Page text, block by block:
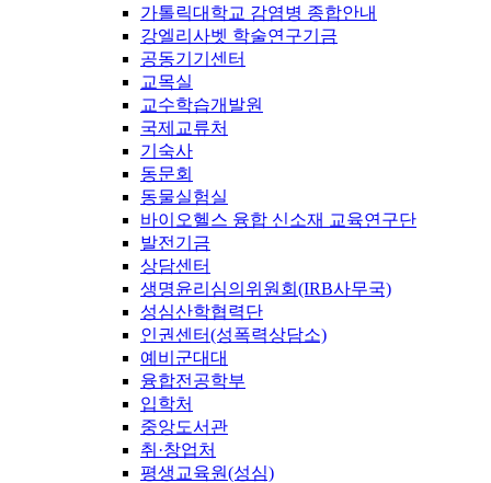
가톨릭대학교 감염병 종합안내
강엘리사벳 학술연구기금
공동기기센터
교목실
교수학습개발원
국제교류처
기숙사
동문회
동물실험실
바이오헬스 융합 신소재 교육연구단
발전기금
상담센터
생명윤리심의위원회(IRB사무국)
성심산학협력단
인권센터(성폭력상담소)
예비군대대
융합전공학부
입학처
중앙도서관
취·창업처
평생교육원(성심)